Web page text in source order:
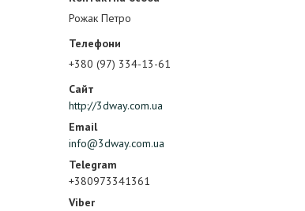
Рожак Петро
+380 (97) 334-13-61
http://3dway.com.ua
info@3dway.com.ua
+380973341361